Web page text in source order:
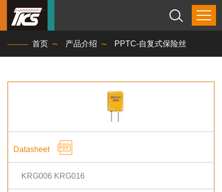
首页 产品介绍 PPTC-自复式保险丝
KRG006 KRG016